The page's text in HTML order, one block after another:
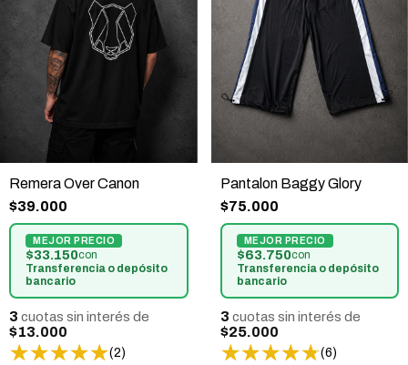
Remera Over Canon
(2)
$39.000
$33.150con
Transferencia o depósito
bancario
3 cuotas sin interés de
$13.000
Pantalon Baggy Glory
(6)
$75.000
$63.750con
Transferencia o depósito
bancario
3 cuotas sin interés de
$25.000